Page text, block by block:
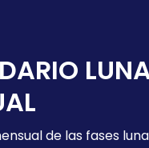
de las fases